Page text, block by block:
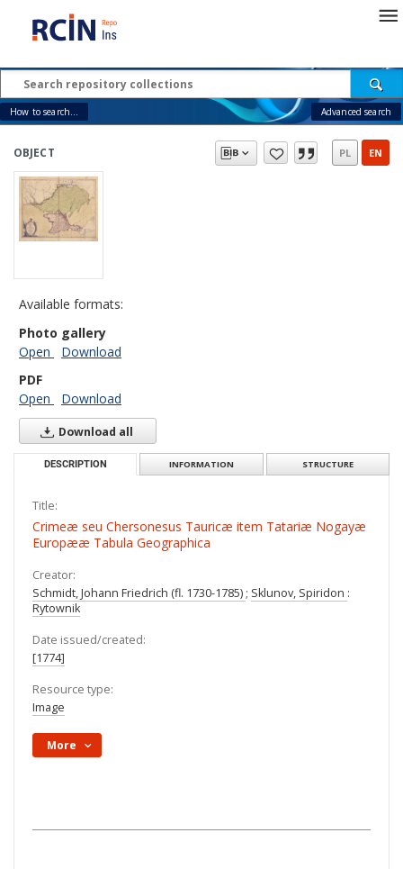
How to search... Advanced search
OBJECT PL EN
Available formats:
Photo gallery
Open
Download
PDF
Open
Download
Download all
DESCRIPTION INFORMATION STRUCTURE
Title:
Crimeæ seu Chersonesus Tauricæ item Tatariæ Nogayæ
Europææ Tabula Geographica
Creator:
Schmidt, Johann Friedrich (fl. 1730-1785) ; Sklunov, Spiridon :
Rytownik
Date issued/created:
[1774]
Resource type:
Image
More